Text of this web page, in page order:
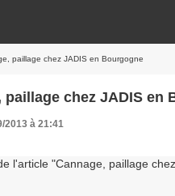
paillage chez JADIS en Bourgogne
paillage chez JADIS en
2013 à 21:41